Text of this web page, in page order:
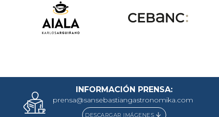
INFORMACIÓN PRENSA:
prensa@sansebastiangastronomika.com
DESCARGAR IMÁGENES